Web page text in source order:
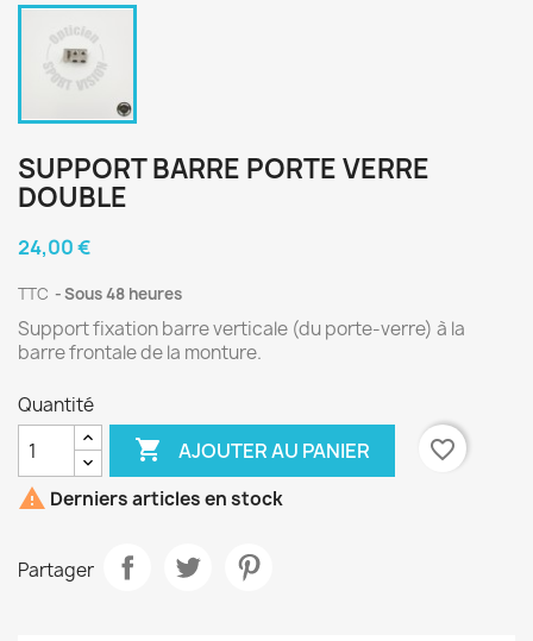
SUPPORT BARRE PORTE VERRE
DOUBLE
24,00 €
TTC Sous 48 heures
Support fixation barre verticale (du porte-verre) à la
barre frontale de la monture.
Quantité
 AJOUTER AU PANIER
favorite_border
 Derniers articles en stock
Partager